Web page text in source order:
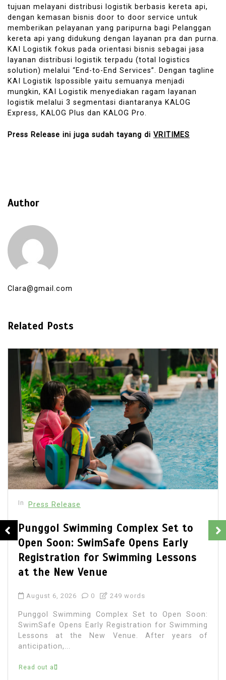
tujuan melayani distribusi logistik berbasis kereta api,
dengan kemasan bisnis door to door service untuk
memberikan pelayanan yang paripurna bagi Pelanggan
kereta api yang didukung dengan layanan pra dan purna.
KAI Logistik fokus pada orientasi bisnis sebagai jasa
layanan distribusi logistik terpadu (total logistics
solution) melalui “End-to-End Services”. Dengan tagline
KAI Logistik Ispossible yaitu semuanya menjadi
mungkin, KAI Logistik menyediakan ragam layanan
logistik melalui 3 segmentasi diantaranya KALOG
Express, KALOG Plus dan KALOG Pro.
Press Release ini juga sudah tayang di VRITIMES
Author
Clara@gmail.com
Related Posts
Soon:
of
BRI KCP Pasar Tanah Abang
Layanan Perbankan bagi Pelaku
Usaha dan Pengunjung Pusat
BRI Kantor Cabang Pembantu (KCP)
Abang hadir untuk memenuhi kebutuhan